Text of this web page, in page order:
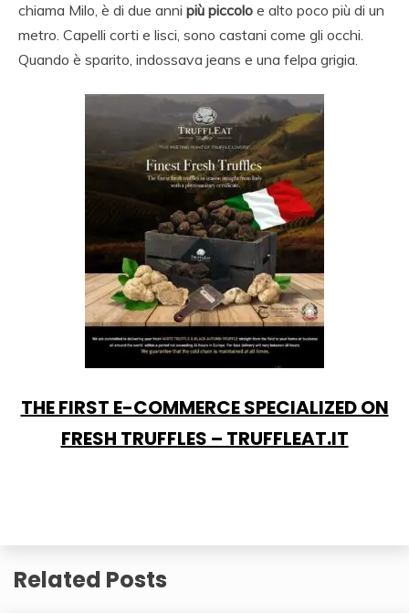
chiama Milo, è di due anni più piccolo e alto poco più di un
metro. Capelli corti e lisci, sono castani come gli occhi.
Quando è sparito, indossava jeans e una felpa grigia.
THE FIRST E-COMMERCE SPECIALIZED ON
FRESH TRUFFLES – TRUFFLEAT.IT
Related Posts